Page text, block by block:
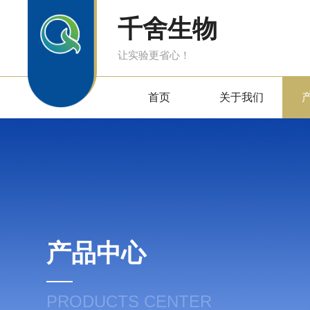
千舍生物
让实验更省心！
首页 关于我们
产品中心
PRODUCTS CENTER